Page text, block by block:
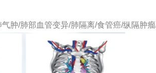
气肿/肺部血管变异/肺隔离/食管癌/纵隔肿